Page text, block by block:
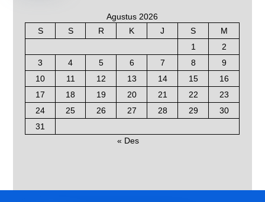
Agustus 2026
S
S R K J S
M
1
2
3
4 5 6 7 8
9
10
11 12 13 14 15
16
17
18 19 20 21 22
23
24
25 26 27 28 29
30
31
« Des